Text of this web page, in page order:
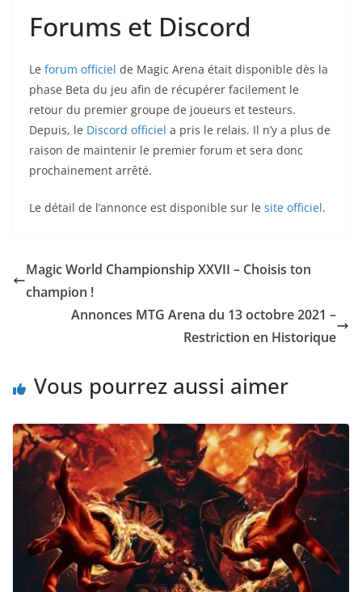
Forums et Discord
Le forum officiel de Magic Arena était disponible dès la
phase Beta du jeu afin de récupérer facilement le
retour du premier groupe de joueurs et testeurs.
Depuis, le Discord officiel a pris le relais. Il n’y a plus de
raison de maintenir le premier forum et sera donc
prochainement arrêté.
Le détail de l’annonce est disponible sur le site officiel.
Magic World Championship XXVII – Choisis ton
champion !
Annonces MTG Arena du 13 octobre 2021 –
Restriction en Historique
Vous pourrez aussi aimer